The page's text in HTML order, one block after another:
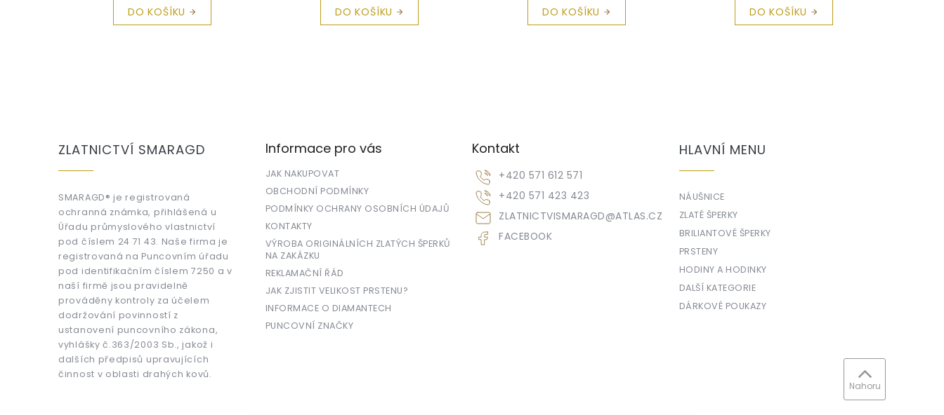
DO KOŠÍKU DO KOŠÍKU DO KOŠÍKU DO KOŠÍKU
ZLATNICTVÍ SMARAGD
SMARAGD® je registrovaná
ochranná známka, přihlášená u
Úřadu průmyslového vlastnictví
pod číslem 24 71 43. Naše firma je
registrovaná na Puncovním úřadu
pod identifikačním číslem 7250 a v
naší firmě jsou pravidelně
prováděny kontroly za účelem
dodržování povinností z
ustanovení puncovního zákona,
vyhlášky č.363/2003 Sb., jakož i
dalších předpisů upravujících
činnost v oblasti drahých kovů.
Informace pro vás
JAK NAKUPOVAT
OBCHODNÍ PODMÍNKY
PODMÍNKY OCHRANY OSOBNÍCH ÚDAJŮ
KONTAKTY
VÝROBA ORIGINÁLNÍCH ZLATÝCH ŠPERKŮ
NA ZAKÁZKU
REKLAMAČNÍ ŘÁD
JAK ZJISTIT VELIKOST PRSTENU?
INFORMACE O DIAMANTECH
PUNCOVNÍ ZNAČKY
Kontakt
ZLATNICTVISMARAGD@ATLAS.CZ
+420 571 612 571
+420 571 423 423
FACEBOOK
HLAVNÍ MENU
NÁUŠNICE
ZLATÉ ŠPERKY
BRILIANTOVÉ ŠPERKY
PRSTENY
HODINY A HODINKY
DALŠÍ KATEGORIE
DÁRKOVÉ POUKAZY
Nahoru